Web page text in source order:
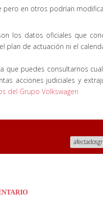
pero en otros podrían
los datos oficiales que
plan de actuación ni el
que puedes consultarnos
acciones judiciales y
del Grupo Volkswagen